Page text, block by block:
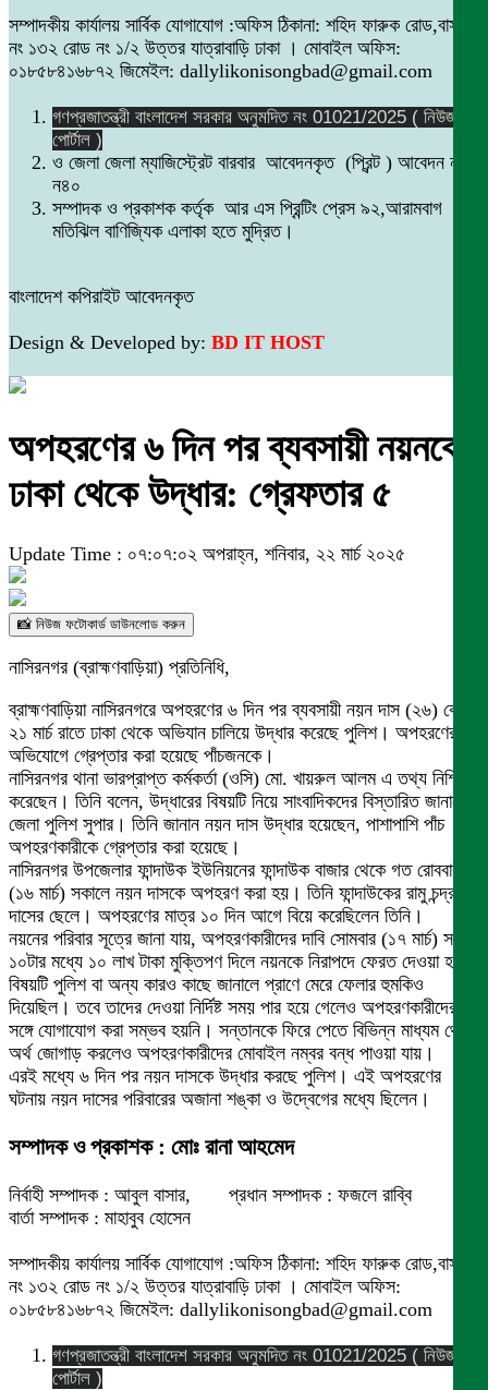
সম্পাদকীয় কার্যালয় সার্বিক যোগাযোগ :অফিস ঠিকানা: শহিদ ফারুক রোড,বাসা
নং ১৩২ রোড নং ১/২ উত্তর যাত্রাবাড়ি ঢাকা । মোবাইল অফিস:
০১৮৫৮৪১৬৮৭২ জিমেইল: dallylikonisongbad@gmail.com
গণপ্রজাতন্ত্রী বাংলাদেশ সরকার অনুমদিত নং 01021/2025 ( নিউজ
পোর্টাল )
ও জেলা জেলা ম্যাজিস্ট্রেট বারবার আবেদনকৃত (প্রিন্ট ) আবেদন নং
ন৪০
সম্পাদক ও প্রকাশক কর্তৃক আর এস প্রিন্টিং প্রেস ৯২,আরামবাগ
মতিঝিল বাণিজ্যিক এলাকা হতে মুদ্রিত।
বাংলাদেশ কপিরাইট আবেদনকৃত
Design & Developed by: BD IT HOST
অপহরণের ৬ দিন পর ব্যবসায়ী নয়নকে
ঢাকা থেকে উদ্ধার: গ্রেফতার ৫
Update Time : ০৭:০৭:০২ অপরাহ্ন, শনিবার, ২২ মার্চ ২০২৫
📸 নিউজ ফটোকার্ড ডাউনলোড করুন
নাসিরনগর (ব্রাহ্মণবাড়িয়া) প্রতিনিধি,
ব্রাহ্মণবাড়িয়া নাসিরনগরে অপহরণের ৬ দিন পর ব্যবসায়ী নয়ন দাস (২৬) কে
২১ মার্চ রাতে ঢাকা থেকে অভিযান চালিয়ে উদ্ধার করেছে পুলিশ। অপহরণের
অভিযোগে গ্রেপ্তার করা হয়েছে পাঁচজনকে।
নাসিরনগর থানা ভারপ্রাপ্ত কর্মকর্তা (ওসি) মো. খায়রুল আলম এ তথ্য নিশ্চিত
করেছেন। তিনি বলেন, উদ্ধারের বিষয়টি নিয়ে সাংবাদিকদের বিস্তারিত জানাবেন
জেলা পুলিশ সুপার। তিনি জানান নয়ন দাস উদ্ধার হয়েছেন, পাশাপাশি পাঁচ
অপহরণকারীকে গ্রেপ্তার করা হয়েছে।
নাসিরনগর উপজেলার ফান্দাউক ইউনিয়নের ফান্দাউক বাজার থেকে গত রোববার
(১৬ মার্চ) সকালে নয়ন দাসকে অপহরণ করা হয়। তিনি ফান্দাউকের রামু চন্দ্র
দাসের ছেলে। অপহরণের মাত্র ১০ দিন আগে বিয়ে করেছিলেন তিনি।
নয়নের পরিবার সূত্রে জানা যায়, অপহরণকারীদের দাবি সোমবার (১৭ মার্চ) সকাল
১০টার মধ্যে ১০ লাখ টাকা মুক্তিপণ দিলে নয়নকে নিরাপদে ফেরত দেওয়া হবে,
বিষয়টি পুলিশ বা অন্য কারও কাছে জানালে প্রাণে মেরে ফেলার হুমকিও
দিয়েছিল। তবে তাদের দেওয়া নির্দিষ্ট সময় পার হয়ে গেলেও অপহরণকারীদের
সঙ্গে যোগাযোগ করা সম্ভব হয়নি। সন্তানকে ফিরে পেতে বিভিন্ন মাধ্যম থেকে
অর্থ জোগাড় করলেও অপহরণকারীদের মোবাইল নম্বর বন্ধ পাওয়া যায়।
এরই মধ্যে ৬ দিন পর নয়ন দাসকে উদ্ধার করছে পুলিশ। এই অপহরণের
ঘটনায় নয়ন দাসের পরিবারের অজানা শঙ্কা ও উদ্বেগের মধ্যে ছিলেন।
সম্পাদক ও প্রকাশক : মোঃ রানা আহমেদ
নির্বাহী সম্পাদক : আবুল বাসার, প্রধান সম্পাদক : ফজলে রাব্বি
বার্তা সম্পাদক : মাহাবুব হোসেন
সম্পাদকীয় কার্যালয় সার্বিক যোগাযোগ :অফিস ঠিকানা: শহিদ ফারুক রোড,বাসা
নং ১৩২ রোড নং ১/২ উত্তর যাত্রাবাড়ি ঢাকা । মোবাইল অফিস:
০১৮৫৮৪১৬৮৭২ জিমেইল: dallylikonisongbad@gmail.com
গণপ্রজাতন্ত্রী বাংলাদেশ সরকার অনুমদিত নং 01021/2025 ( নিউজ
পোর্টাল )